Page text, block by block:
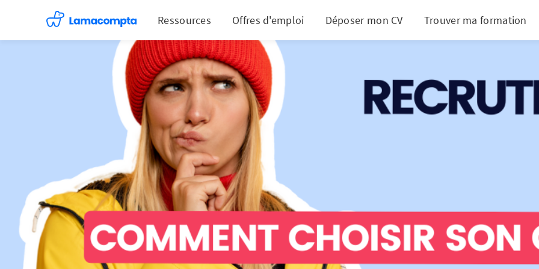
Ressources Offres d'emploi Déposer mon CV Trouver ma formation